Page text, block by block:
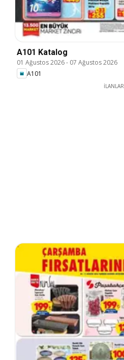
A101 Katalog
01 Ağustos 2026- 07 Ağustos 2026
A101
İLANLAR